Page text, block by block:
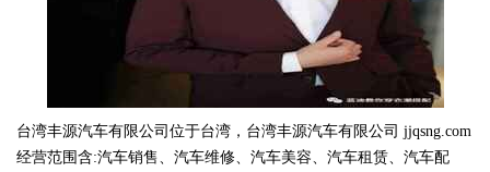
台湾丰源汽车有限公司位于台湾，台湾丰源汽车有限公司 jjqsng.com
经营范围含:汽车销售、汽车维修、汽车美容、汽车租赁、汽车配